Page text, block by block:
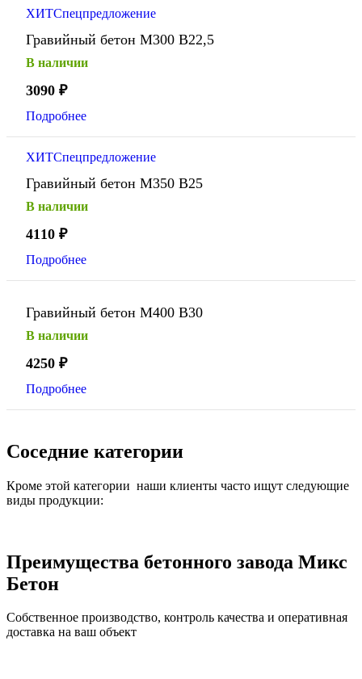
ХИТСпецпредложение
Гравийный бетон М300 В22,5
В наличии
3090 ₽
Подробнее
ХИТСпецпредложение
Гравийный бетон М350 В25
В наличии
4110 ₽
Подробнее
Гравийный бетон М400 В30
В наличии
4250 ₽
Подробнее
Соседние категории
Кроме этой категории наши клиенты часто ищут следующие
виды продукции:
Преимущества бетонного завода Микс
Бетон
Собственное производство, контроль качества и оперативная
доставка на ваш объект